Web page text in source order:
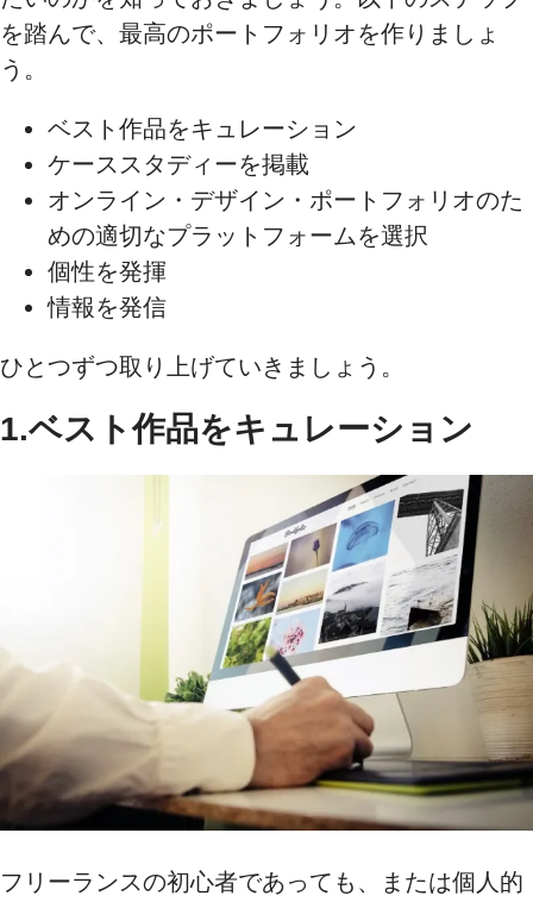
を踏んで、最高のポートフォリオを作りましょ
う。
ベスト作品をキュレーション
ケーススタディーを掲載
オンライン・デザイン・ポートフォリオのた
めの適切なプラットフォームを選択
個性を発揮
情報を発信
ひとつずつ取り上げていきましょう。
1.ベスト作品をキュレーション
フリーランスの初心者であっても、または個人的